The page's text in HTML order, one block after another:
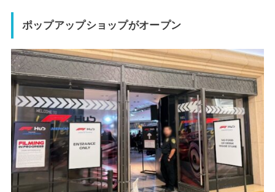
ポップアップショップがオープン